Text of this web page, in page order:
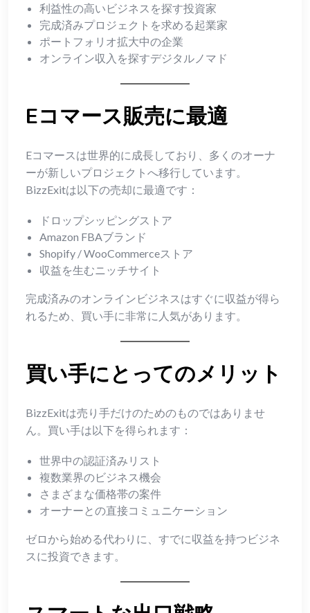
利益性の高いビジネスを探す投資家
完成済みプロジェクトを求める起業家
ポートフォリオ拡大中の企業
オンライン収入を探すデジタルノマド
Eコマース販売に最適
Eコマースは世界的に成長しており、多くのオーナ
ーが新しいプロジェクトへ移行しています。
BizzExitは以下の売却に最適です：
ドロップシッピングストア
Amazon FBAブランド
Shopify / WooCommerceストア
収益を生むニッチサイト
完成済みのオンラインビジネスはすぐに収益が得ら
れるため、買い手に非常に人気があります。
買い手にとってのメリット
BizzExitは売り手だけのためのものではありませ
ん。買い手は以下を得られます：
世界中の認証済みリスト
複数業界のビジネス機会
さまざまな価格帯の案件
オーナーとの直接コミュニケーション
ゼロから始める代わりに、すでに収益を持つビジネ
スに投資できます。